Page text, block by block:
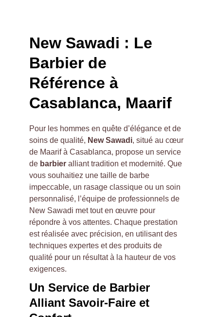
New Sawadi : Le
Barbier de
Référence à
Casablanca, Maarif
Pour les hommes en quête d’élégance et de
soins de qualité, New Sawadi, situé au cœur
de Maarif à Casablanca, propose un service
de barbier alliant tradition et modernité. Que
vous souhaitiez une taille de barbe
impeccable, un rasage classique ou un soin
personnalisé, l’équipe de professionnels de
New Sawadi met tout en œuvre pour
répondre à vos attentes. Chaque prestation
est réalisée avec précision, en utilisant des
techniques expertes et des produits de
qualité pour un résultat à la hauteur de vos
exigences.
Un Service de Barbier
Alliant Savoir-Faire et